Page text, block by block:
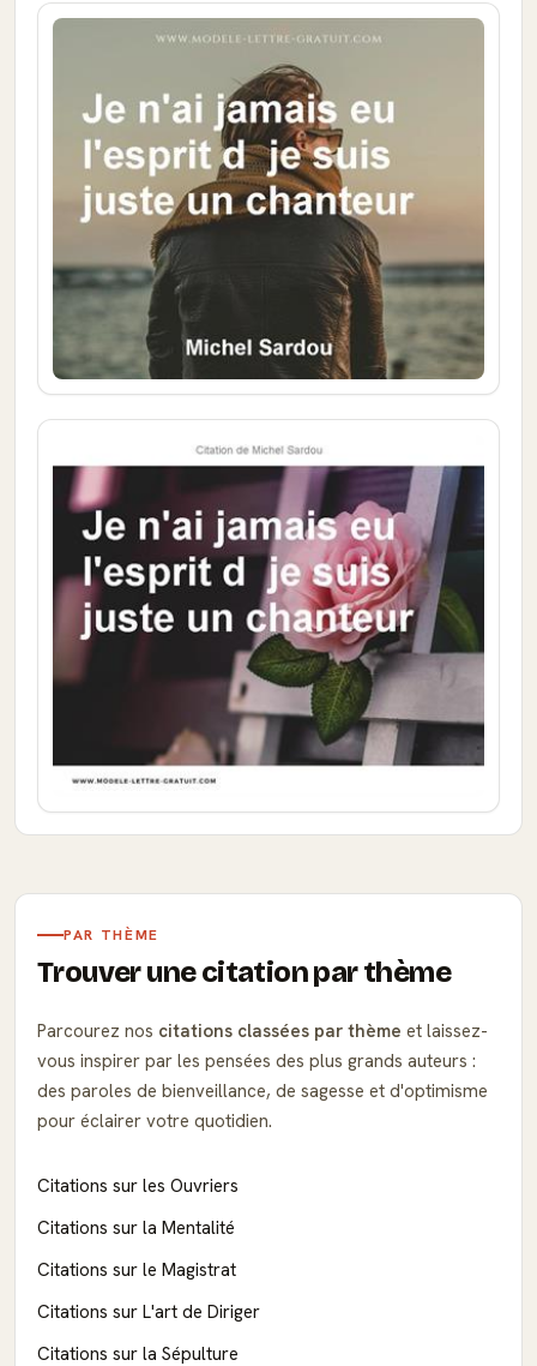
PAR THÈME
Trouver une citation par thème
Parcourez nos citations classées par thème et laissez-
vous inspirer par les pensées des plus grands auteurs :
des paroles de bienveillance, de sagesse et d'optimisme
pour éclairer votre quotidien.
Citations sur les Ouvriers
Citations sur la Mentalité
Citations sur le Magistrat
Citations sur L'art de Diriger
Citations sur la Sépulture